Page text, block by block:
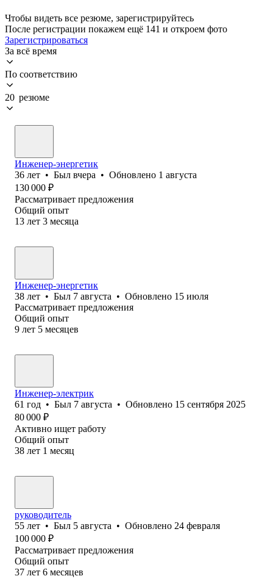
Чтобы видеть все резюме, зарегистрируйтесь
После регистрации покажем ещё 141 и откроем фото
Зарегистрироваться
За всё время
По соответствию
20 резюме
Инженер-энергетик
36 лет • Был вчера • Обновлено 1 августа
130 000 ₽
Рассматривает предложения
Общий опыт
13 лет 3 месяца
Инженер-энергетик
38 лет • Был 7 августа • Обновлено 15 июля
Рассматривает предложения
Общий опыт
9 лет 5 месяцев
Инженер-электрик
61 год • Был 7 августа • Обновлено 15 сентября 2025
80 000 ₽
Активно ищет работу
Общий опыт
38 лет 1 месяц
руководитель
55 лет • Был 5 августа • Обновлено 24 февраля
100 000 ₽
Рассматривает предложения
Общий опыт
37 лет 6 месяцев